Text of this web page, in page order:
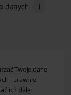
danych
i
Twoje dane
i prawnie
ich dalej